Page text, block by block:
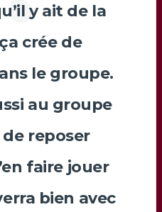
y ait de la
crée de
le groupe.
au groupe
de reposer
faire jouer
bien avec